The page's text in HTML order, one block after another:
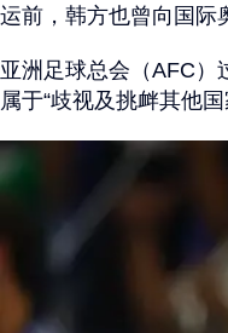
运前，韩方也曾向国际
亚洲足球总会（AFC）
属于“歧视及挑衅其他